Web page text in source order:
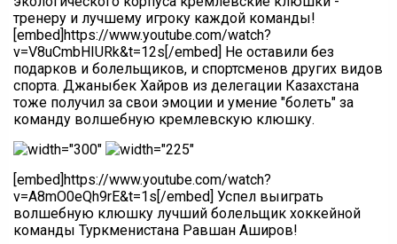
тренеру и лучшему игроку каждой команды!
[embed]https://www.youtube.com/watch?
v=V8uCmbHIURk&t=12s[/embed] Не оставили без
подарков и болельщиков, и спортсменов других видов
спорта. Джаныбек Хайров из делегации Казахстана
тоже получил за свои эмоции и умение "болеть" за
команду волшебную кремлевскую клюшку.
[embed]https://www.youtube.com/watch?
v=A8mO0eQh9rE&t=1s[/embed] Успел выиграть
волшебную клюшку лучший болельщик хоккейной
команды Туркменистана Равшан Аширов!